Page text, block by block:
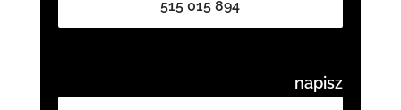
515 015 894
napisz